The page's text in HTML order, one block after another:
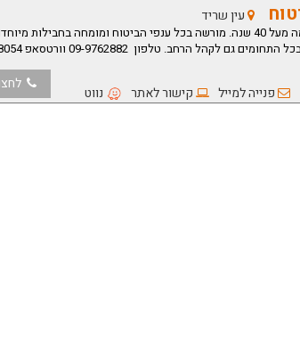
עין שריד
ה"אבא" של האמנים ומקצועות הבמה מעל 40 שנה. מורשה בכל ענפי הביטוח ומומחה בחבילות
התחומים גם לקהל הרחב. טלפון 09-9762882 וורטסאפ 054-6868054
פנייה למייל קישור לאתר נווט